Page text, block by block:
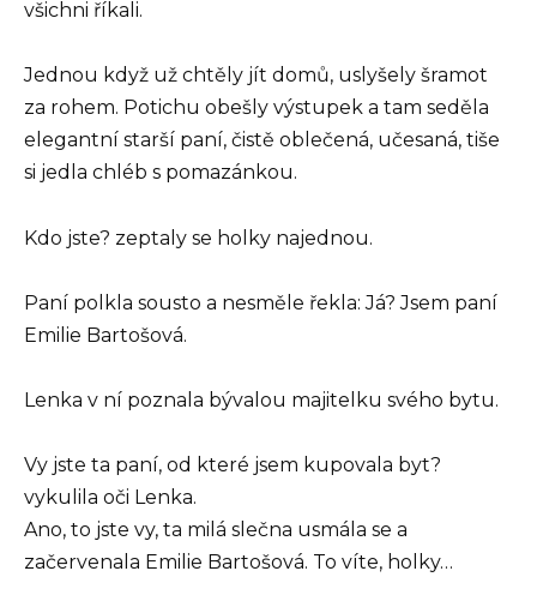
všichni říkali.
Jednou když už chtěly jít domů, uslyšely šramot
za rohem. Potichu obešly výstupek a tam seděla
elegantní starší paní, čistě oblečená, učesaná, tiše
si jedla chléb s pomazánkou.
Kdo jste? zeptaly se holky najednou.
Paní polkla sousto a nesměle řekla: Já? Jsem paní
Emilie Bartošová.
Lenka v ní poznala bývalou majitelku svého bytu.
Vy jste ta paní, od které jsem kupovala byt?
vykulila oči Lenka.
Ano, to jste vy, ta milá slečna usmála se a
začervenala Emilie Bartošová. To víte, holky…